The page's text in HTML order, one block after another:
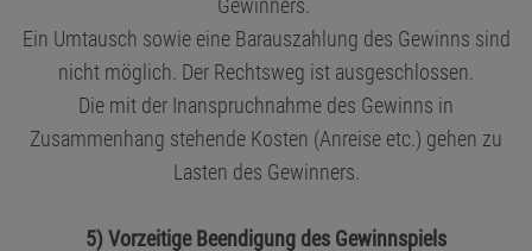
Gewinners.
Ein Umtausch sowie eine Barauszahlung des Gewinns sind
nicht möglich. Der Rechtsweg ist ausgeschlossen.
Die mit der Inanspruchnahme des Gewinns in
Zusammenhang stehende Kosten (Anreise etc.) gehen zu
Lasten des Gewinners.
5) Vorzeitige Beendigung des Gewinnspiels